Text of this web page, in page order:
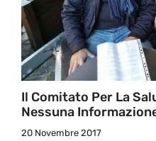
Il Comitato Per La
Nessuna
20 Novembre 2017